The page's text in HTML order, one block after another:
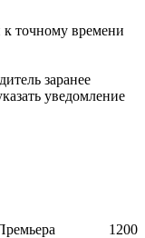
к точному времени
заранее
уведомление
1200